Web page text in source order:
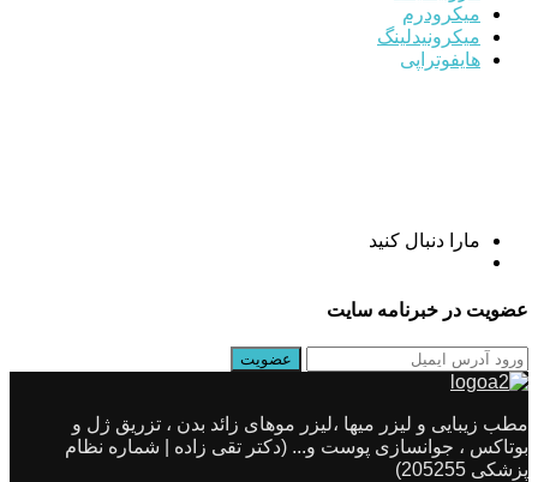
میکرودرم
میکرونیدلینگ
هایفوتراپی
مارا دنبال کنید
عضویت در خبرنامه سایت
مطب زیبایی و لیزر میها ،لیزر موهای زائد بدن ، تزریق ژل و
بوتاکس ، جوانسازی پوست و... (دکتر تقی زاده | شماره نظام
پزشکی 205255)